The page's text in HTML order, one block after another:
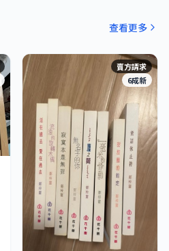
查看更多
賣方請求
6成新